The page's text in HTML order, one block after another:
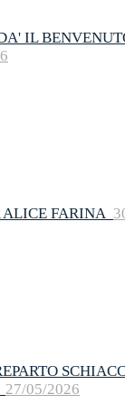
IL
ALICE FARINA
27/05/2026